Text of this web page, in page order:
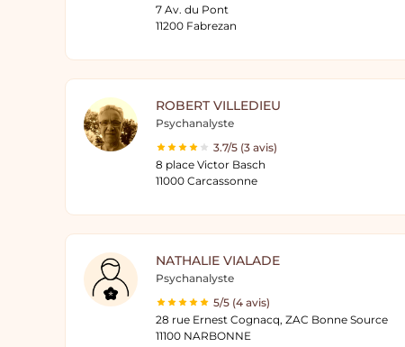
7 Av. du Pont
11200 Fabrezan
ROBERT VILLEDIEU
Psychanalyste
3.7/5 (3 avis)
8 place Victor Basch
11000 Carcassonne
NATHALIE VIALADE
Psychanalyste
5/5 (4 avis)
28 rue Ernest Cognacq, ZAC Bonne Source
11100 NARBONNE